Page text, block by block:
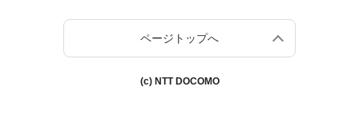
ページトップへ
(c) NTT DOCOMO